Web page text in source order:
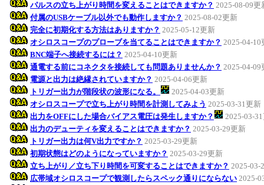
パルスの立ち上がり時間を変えることはできますか？ 2025-08-09更
付属のUSBケーブル以外でも動作しますか？ 2025-08-02更新
完全に初期化する方法はありますか？ 2025-05-12更新
オシロスコープのプローブを当てることはできますか？ 2025-04-10
BNC端子へ接続するには？ 2025-04-10更新
通電する前にコネクタを接続しても問題ありませんか？ 2025-04-09
電源と出力は絶縁されていますか？ 2025-04-06更新
トリガー出力が階段状の波形になる。
2025-04-03更新
オシロスコープで立ち上がり時間を計測してみよう 2025-03-31更新
出力をOFFにした場合バイアス電圧は発生しますか？
2025-03-
出力のデューティを変えることはできますか？ 2025-03-29更新
トリガー出力は何V出力ですか？ 2025-03-29更新
初期状態はどのようになっていますか？ 2025-03-29更新
立ち上がり／立ち下り時間を可変することはできますか？ 2025-03-
広帯域オシロスコープで観測したらスペック通りにならない 2025-